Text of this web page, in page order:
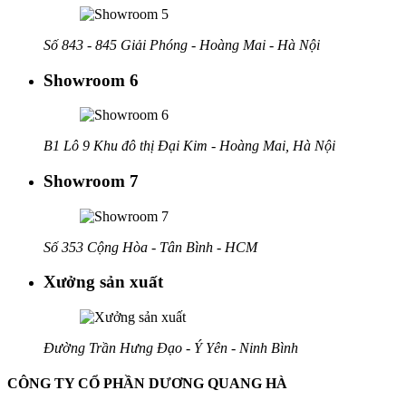
Số 843 - 845 Giải Phóng - Hoàng Mai - Hà Nội
Showroom 6
B1 Lô 9 Khu đô thị Đại Kim - Hoàng Mai, Hà Nội
Showroom 7
Số 353 Cộng Hòa - Tân Bình - HCM
Xưởng sản xuất
Đường Trần Hưng Đạo - Ý Yên - Ninh Bình
CÔNG TY CỔ PHẦN DƯƠNG QUANG HÀ